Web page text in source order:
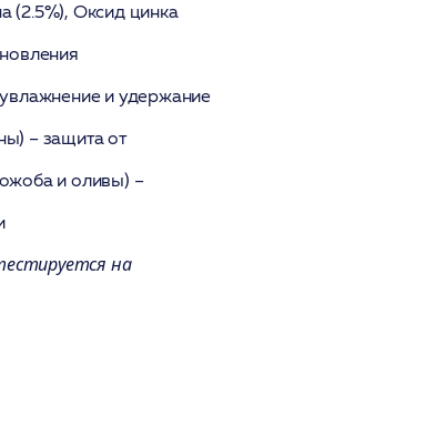
(2.5%), Оксид цинка
и удержание
– защита от
и оливы) –
на